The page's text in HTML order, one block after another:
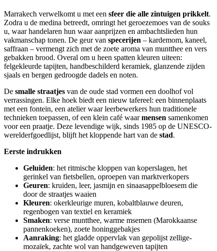
Marrakech verwelkomt u met een sfeer die alle zintuigen prikkelt.
Zodra u de medina betreedt, omringt het geroezemoes van de souks
u, waar handelaren hun waar aanprijzen en ambachtslieden hun
vakmanschap tonen. De geur van specerijen – kardemom, kaneel,
saffraan – vermengt zich met de zoete aroma van muntthee en vers
gebakken brood. Overal om u heen spatten kleuren uiteen:
felgekleurde tapijten, handbeschilderd keramiek, glanzende zijden
sjaals en bergen gedroogde dadels en noten.
De smalle straatjes van de oude stad vormen een doolhof vol
verrassingen. Elke hoek biedt een nieuw tafereel: een binnenplaats
met een fontein, een atelier waar leerbewerkers hun traditionele
technieken toepassen, of een klein café waarmensen samenkomen
voor een praatje. Deze levendige wijk, sinds 1985 op de UNESCO-
werelderfgoedlijst, blijft het kloppende hart van de stad.
Eerste indrukken
Geluiden: het ritmische kloppen van koperslagen, het
gerinkel van fietsbellen, oproepen van marktverkopers
Geuren: kruiden, leer, jasmijn en sinaasappelbloesem die
door de straatjes waaien
Kleuren: okerkleurige muren, kobaltblauwe deuren,
regenbogen van textiel en keramiek
Smaken: verse muntthee, warme msemen (Marokkaanse
pannenkoeken), zoete honinggebakjes
Aanraking: het gladde oppervlak van gepolijst zellige-
mozaïek, zachte wol van handgeweven tapijten